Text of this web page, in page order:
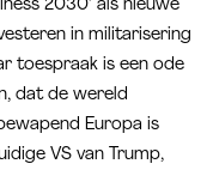
2030’ als nieuwe
in militarisering
toespraak is een ode
dat de wereld
Europa is
VS van Trump,